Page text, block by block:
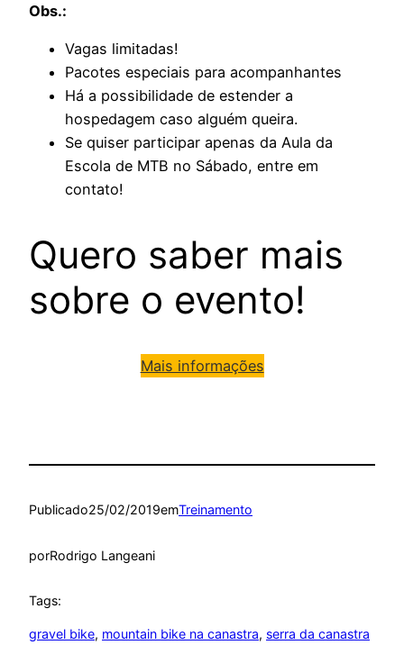
Obs.:
Vagas limitadas!
Pacotes especiais para acompanhantes
Há a possibilidade de estender a
hospedagem caso alguém queira.
Se quiser participar apenas da Aula da
Escola de MTB no Sábado, entre em
contato!
Quero saber mais
sobre o evento!
Mais informações
Publicado25/02/2019emTreinamento
porRodrigo Langeani
Tags:
gravel bike, mountain bike na canastra, serra da canastra